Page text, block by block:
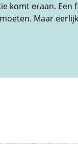
komt eraan. Een
Maar